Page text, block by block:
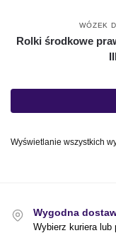
WÓZEK
Rolki środkowe
Wyświetlanie wszystkich
Wygodna
Wybierz kuriera lub